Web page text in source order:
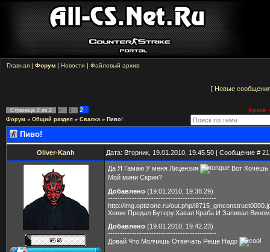
Главная | Форум | Новости | Файловый архив
[ Новые
Страница 2 из 2 « 1 2
Архив -
Форум » Общий раздел » Свалка » Пиво!
Пиво!
Oliver-Kanh Дата: Вторник, 19.01.2010, 19.45.50 | Сообщение # 21
Да Я Гамаю У меня Лицензия
Вот Хочешь
Мой мини Скрин?
Добавлено (19.01.2010, 19.38.29)
---------------------------------------------
http://img.optizone.ru/out.php/
Хевик Предал Бутеру.Хавал Краба И Запивал
Добавлено (19.01.2010, 19.42.23)
---------------------------------------------
Довай Что Молчишь Отвечать Реще Надо